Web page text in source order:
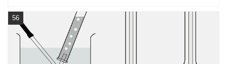
56